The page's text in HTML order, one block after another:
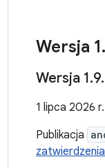
Wersja 1.
Wersja 1.9.
1 lipca 2026 r.
Publikacja
zatwierdzenia